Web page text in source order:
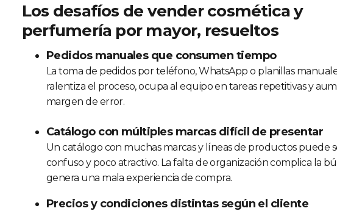
Los desafíos de vender cosmética y
perfumería por mayor, resueltos
Pedidos manuales que consumen tiempo
La toma de pedidos por teléfono, WhatsApp o planillas
ralentiza el proceso, ocupa al equipo en tareas repetitivas y
margen de error.
Catálogo con múltiples marcas difícil de presentar
Un catálogo con muchas marcas y líneas de productos puede
confuso y poco atractivo. La falta de organización complica la
genera una mala experiencia de compra.
Precios y condiciones distintas según el cliente